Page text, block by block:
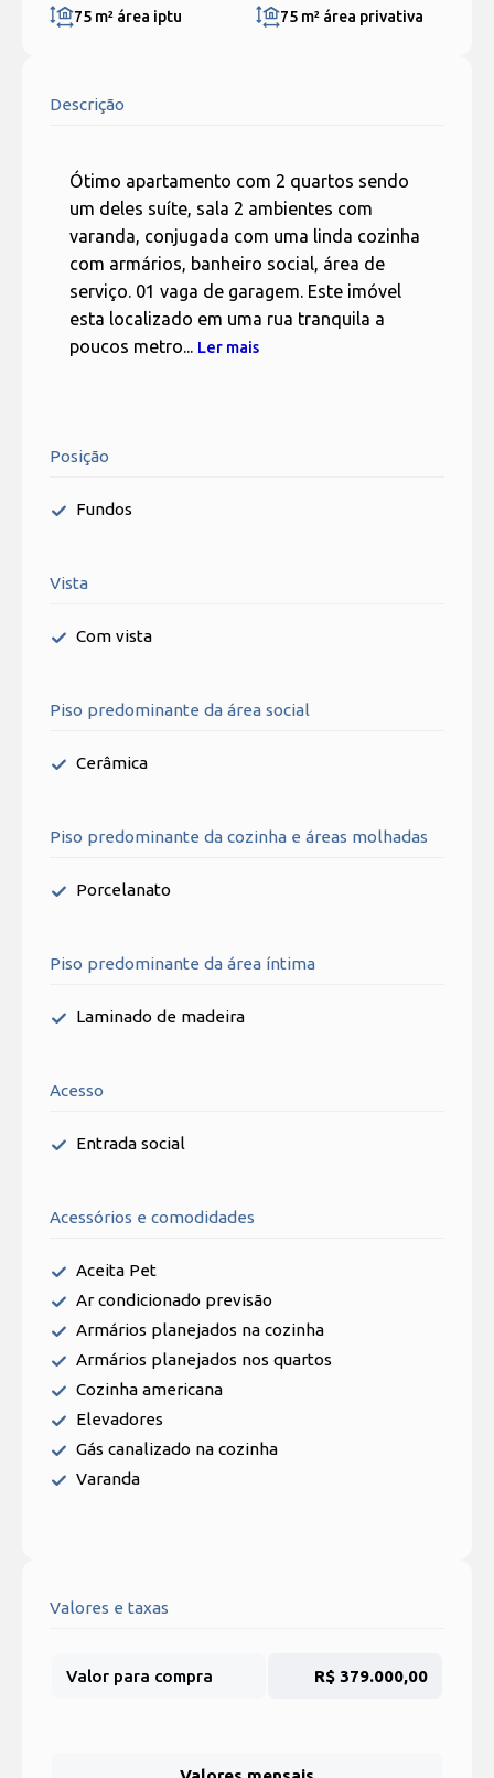
75 m² área iptu 75 m² área privativa
Descrição
Ótimo apartamento com 2 quartos sendo
um deles suíte, sala 2 ambientes com
varanda, conjugada com uma linda cozinha
com armários, banheiro social, área de
serviço. 01 vaga de garagem. Este imóvel
esta localizado em uma rua tranquila a
poucos metro... Ler mais
Posição
Fundos
Vista
Com vista
Piso predominante da área social
Cerâmica
Piso predominante da cozinha e áreas molhadas
Porcelanato
Piso predominante da área íntima
Laminado de madeira
Acesso
Entrada social
Acessórios e comodidades
Aceita Pet
Ar condicionado previsão
Armários planejados na cozinha
Armários planejados nos quartos
Cozinha americana
Elevadores
Gás canalizado na cozinha
Varanda
Valores e taxas
Valor para compra R$ 379.000,00